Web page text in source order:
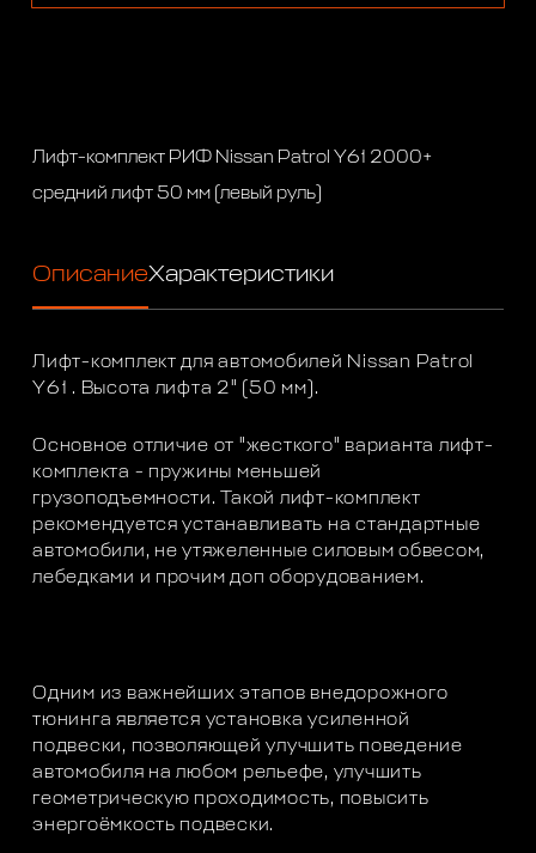
Лифт-комплект РИФ Nissan Patrol Y61 2000+
средний лифт 50 мм (левый руль)
ОписаниеХарактеристики
Лифт-комплект для автомобилей Nissan Patrol
Y61 . Высота лифта 2" (50 мм).
Основное отличие от "жесткого" варианта лифт-
комплекта - пружины меньшей
грузоподъемности. Такой лифт-комплект
рекомендуется устанавливать на стандартные
автомобили, не утяжеленные силовым обвесом,
лебедками и прочим доп оборудованием.
Одним из важнейших этапов внедорожного
тюнинга является установка усиленной
подвески, позволяющей улучшить поведение
автомобиля на любом рельефе, улучшить
геометрическую проходимость, повысить
энергоёмкость подвески.